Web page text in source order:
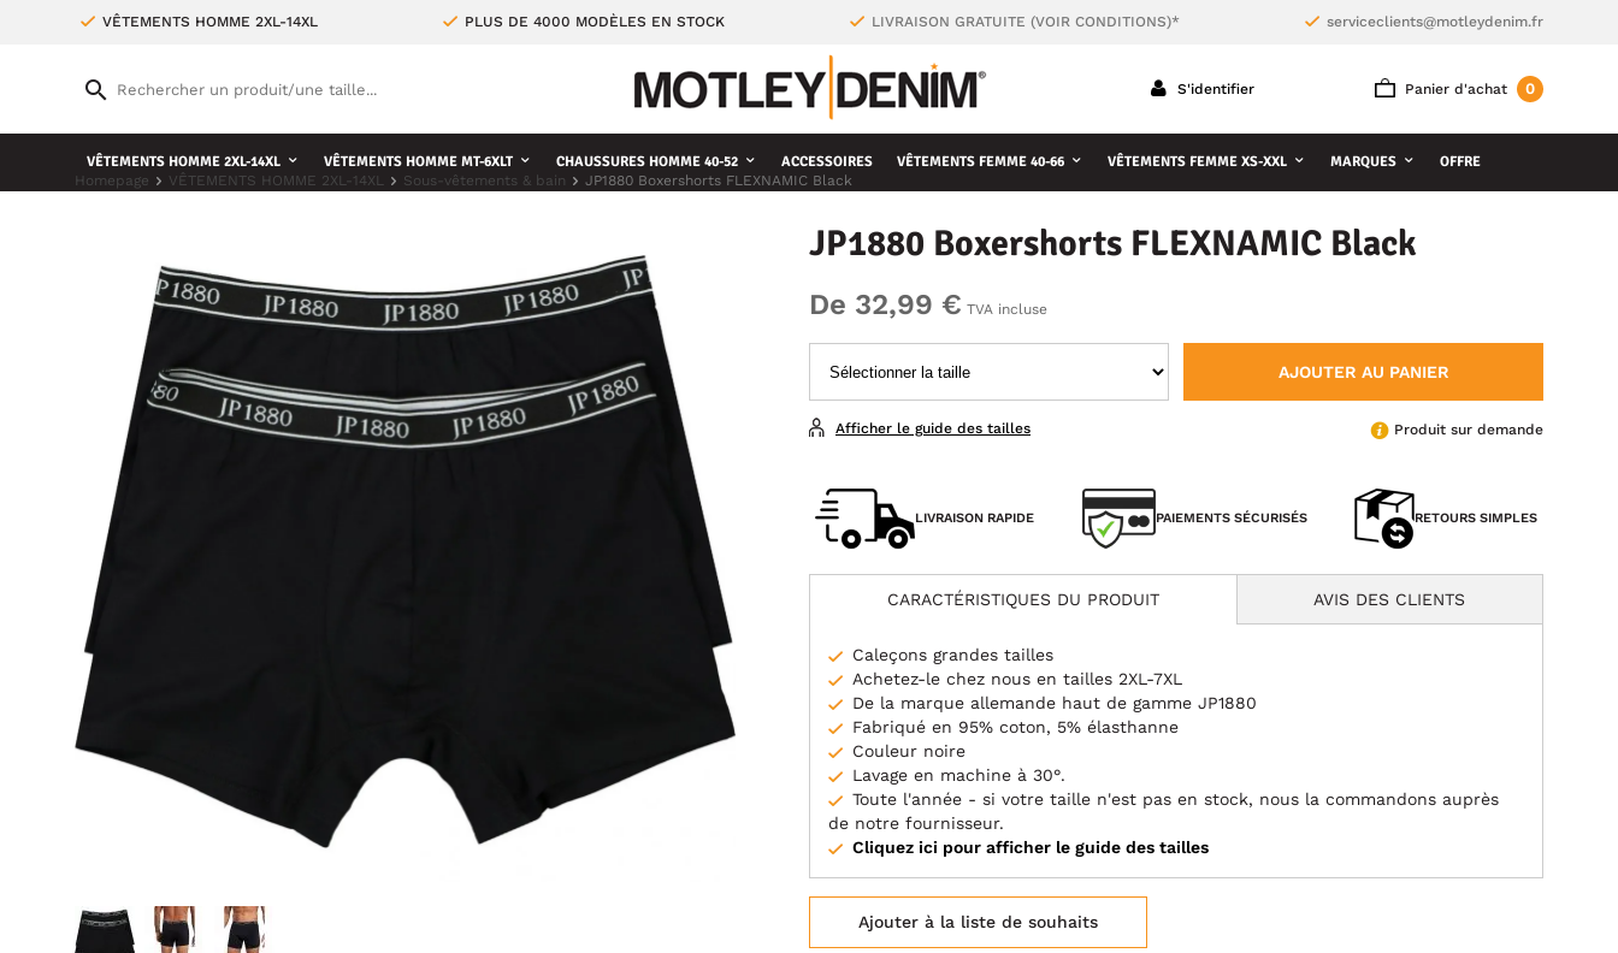
VÊTEMENTS HOMME 2XL-14XL PLUS DE 4000 MODÈLES EN STOCK LIVRAISON GRATUITE (VOIR CONDITIONS)* serviceclients@motleydenim.fr
Panier d'achat 0
S'identifier
VÊTEMENTS HOMME 2XL-14XL VÊTEMENTS HOMME MT-6XLT CHAUSSURES HOMME 40-52 ACCESSOIRES VÊTEMENTS FEMME 40-66 VÊTEMENTS FEMME XS-XXL MARQUES OFFRE
Homepage VÊTEMENTS HOMME 2XL-14XL Sous-vêtements & bain JP1880 Boxershorts FLEXNAMIC Black
JP1880 Boxershorts FLEXNAMIC Black
De 32,99 € TVA incluse
AJOUTER AU PANIER
Produit sur demande
Afficher le guide des tailles
LIVRAISON RAPIDE PAIEMENTS SÉCURISÉS RETOURS SIMPLES
CARACTÉRISTIQUES DU PRODUIT AVIS DES CLIENTS
Caleçons grandes tailles
Achetez-le chez nous en tailles 2XL-7XL
De la marque allemande haut de gamme JP1880
Fabriqué en 95% coton, 5% élasthanne
Couleur noire
Lavage en machine à 30°.
Toute l'année - si votre taille n'est pas en stock, nous la commandons auprès
de notre fournisseur.
Cliquez ici pour afficher le guide des tailles
Ajouter à la liste de souhaits